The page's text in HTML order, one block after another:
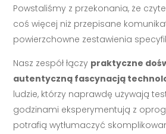
Powstaliśmy z przekonania, że
coś więcej niż przepisane
powierzchowne zestawienia
Nasz zespół łączy praktyczne
autentyczną fascynacją
ludzie, którzy naprawdę używają
godzinami eksperymentują z
potrafią wytłumaczyć